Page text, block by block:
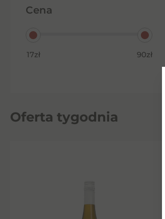
Cena
17zł 90zł
Oferta tygodnia